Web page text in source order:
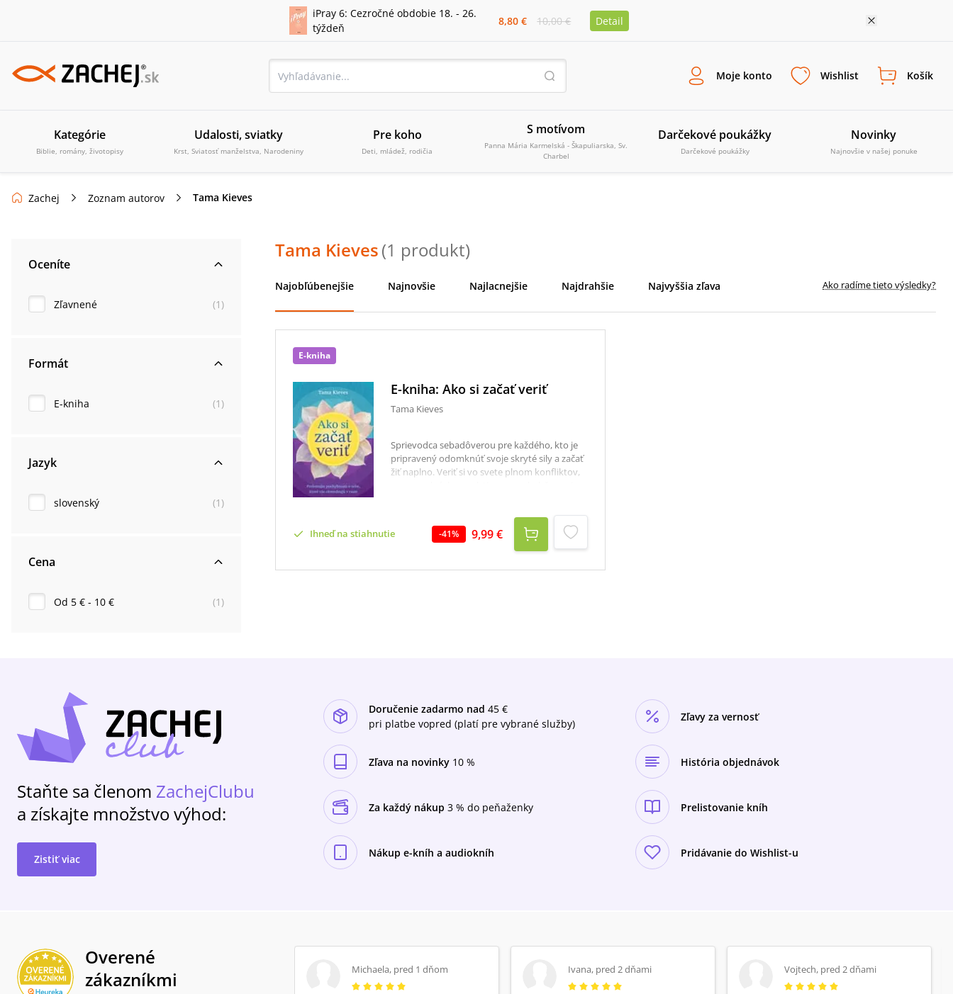
iPray 6: Cezročné obdobie 18. - 26.
týždeň
8,80 € 10,00 € Detail
Moje konto Wishlist Košík
Kategórie
Biblie, romány, životopisy
Udalosti, sviatky
Krst, Sviatosť manželstva, Narodeniny
Pre koho
Deti, mládež, rodičia
S motívom
Panna Mária Karmelská - Škapuliarska, Sv.
Charbel
Darčekové poukážky
Darčekové poukážky
Novinky
Najnovšie v našej ponuke
Zachej Zoznam autorov Tama Kieves
Oceníte
Zľavnené (1 )
Formát
E-kniha (1 )
Jazyk
slovenský (1 )
Cena
Od 5 € - 10 € (1 )
Tama Kieves(1 produkt)
Najobľúbenejšie Najnovšie Najlacnejšie Najdrahšie Najvyššia zľava Ako radíme tieto výsledky?
E-kniha
E-kniha: Ako si začať veriť
Tama Kieves
Sprievodca sebadôverou pre každého, kto je
pripravený odomknúť svoje skryté sily a začať
žiť naplno. Veriť si vo svete plnom konfliktov,
sebavedomia a úspechu. Ak ste niekedy v
minulosti samých seba presvedčili, že niečo nie
je možné, nechali ste sa o tom presvedčiť
seba a v to, že zvládnete všetko, čo vám život
prinesie.
Ihneď na stiahnutie -41% 9,99 €
Staňte sa členom ZachejClubu
a získajte množstvo výhod:
Zistiť viac
Doručenie zadarmo nad 45 €
pri platbe vopred (platí pre vybrané služby)
Zľavy za vernosť
Zľava na novinky 10 % História objednávok
Za každý nákup 3 % do peňaženky Prelistovanie kníh
Nákup e-kníh a audiokníh Pridávanie do Wishlist-u
Overené
zákazníkmi
Michaela, pred 1 dňom Ivana, pred 2 dňami Vojtech, pred 2 dňami